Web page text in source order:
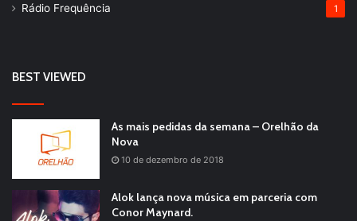
Rádio Frequência 1
BEST VIEWED
As mais pedidas da semana – Orelhão da
Nova
10 de dezembro de 2018
Alok lança nova música em parceria com
Conor Maynard.